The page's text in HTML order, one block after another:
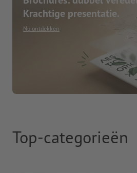
Krachtige presentatie.
Nu ontdekken
Top-categorieën